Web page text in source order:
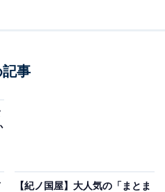
、コーヒー豆のほか、12月
内飲食では517円、お持ち
各種セットメニュー、割引
事
【紀ノ国屋】大人気の「まとま